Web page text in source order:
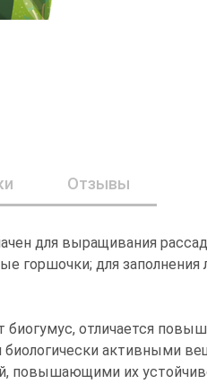
Отзывы
для выращивания
горшочки; для
отличается
активными
повышающими их